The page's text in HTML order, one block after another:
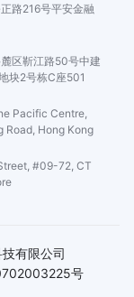
路216号平安金融
区靳江路50号中建
块2号栋C座501
Pacific Centre,
Road, Hong Kong
#09-72, CT
号
技有限公司